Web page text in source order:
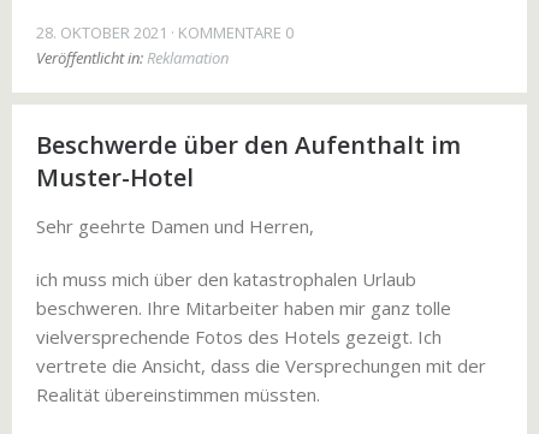
28. OKTOBER 2021
KOMMENTARE 0
Veröffentlicht in:Reklamation
Beschwerde über den Aufenthalt im
Muster-Hotel
Sehr geehrte Damen und Herren,
ich muss mich über den katastrophalen Urlaub
beschweren. Ihre Mitarbeiter haben mir ganz tolle
vielversprechende Fotos des Hotels gezeigt. Ich
vertrete die Ansicht, dass die Versprechungen mit der
Realität übereinstimmen müssten.